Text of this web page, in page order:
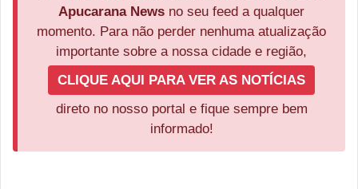
Apucarana News no seu feed a qualquer
momento. Para não perder nenhuma atualização
importante sobre a nossa cidade e região,
CLIQUE AQUI PARA VER AS NOTÍCIAS
direto no nosso portal e fique sempre bem
informado!